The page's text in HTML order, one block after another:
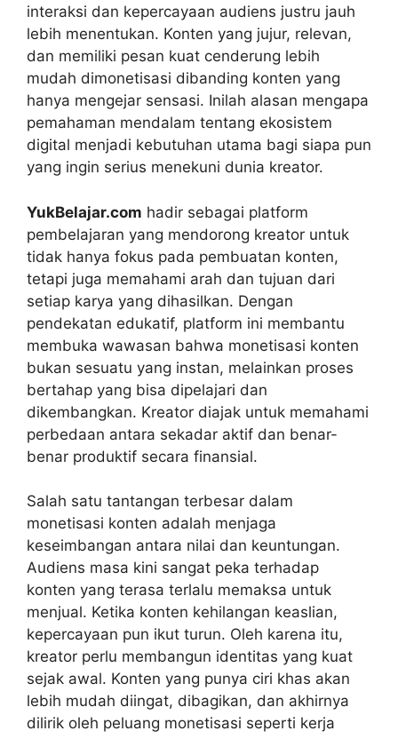
interaksi dan kepercayaan audiens justru jauh
lebih menentukan. Konten yang jujur, relevan,
dan memiliki pesan kuat cenderung lebih
mudah dimonetisasi dibanding konten yang
hanya mengejar sensasi. Inilah alasan mengapa
pemahaman mendalam tentang ekosistem
digital menjadi kebutuhan utama bagi siapa pun
yang ingin serius menekuni dunia kreator.
YukBelajar.com hadir sebagai platform
pembelajaran yang mendorong kreator untuk
tidak hanya fokus pada pembuatan konten,
tetapi juga memahami arah dan tujuan dari
setiap karya yang dihasilkan. Dengan
pendekatan edukatif, platform ini membantu
membuka wawasan bahwa monetisasi konten
bukan sesuatu yang instan, melainkan proses
bertahap yang bisa dipelajari dan
dikembangkan. Kreator diajak untuk memahami
perbedaan antara sekadar aktif dan benar-
benar produktif secara finansial.
Salah satu tantangan terbesar dalam
monetisasi konten adalah menjaga
keseimbangan antara nilai dan keuntungan.
Audiens masa kini sangat peka terhadap
konten yang terasa terlalu memaksa untuk
menjual. Ketika konten kehilangan keaslian,
kepercayaan pun ikut turun. Oleh karena itu,
kreator perlu membangun identitas yang kuat
sejak awal. Konten yang punya ciri khas akan
lebih mudah diingat, dibagikan, dan akhirnya
dilirik oleh peluang monetisasi seperti kerja